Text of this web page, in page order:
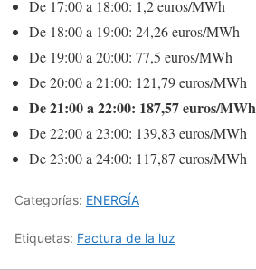
De 17:00 a 18:00: 1,2 euros/MWh
De 18:00 a 19:00: 24,26 euros/MWh
De 19:00 a 20:00: 77,5 euros/MWh
De 20:00 a 21:00: 121,79 euros/MWh
De 21:00 a 22:00: 187,57 euros/MWh
De 22:00 a 23:00: 139,83 euros/MWh
De 23:00 a 24:00: 117,87 euros/MWh
Categorías: ENERGÍA
Etiquetas: Factura de la luz